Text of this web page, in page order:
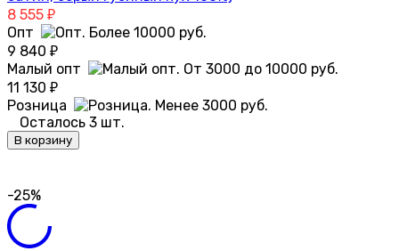
8 555 ₽
Опт
9 840 ₽
Малый опт
11 130 ₽
Розница
Осталось 3 шт.
В корзину
-25%